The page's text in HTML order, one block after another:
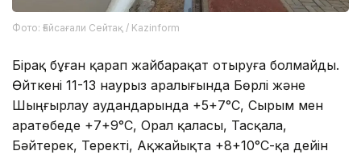
Фото: Ғайсағали Сейтақ / Kazinform
Бірақ бұған қарап жайбарақат отыруға болмайды.
Өйткені 11-13 наурыз аралығында Бөрлі және
Шыңғырлау аудандарында +5+7°С, Сырым мен
Қаратөбеде +7+9°С, Орал қаласы, Тасқала,
Бәйтерек, Теректі, Ақжайықта +8+10°С-қа дейін